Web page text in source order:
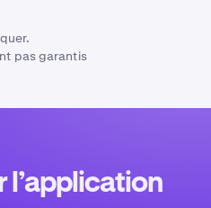
pas garantis
l’application